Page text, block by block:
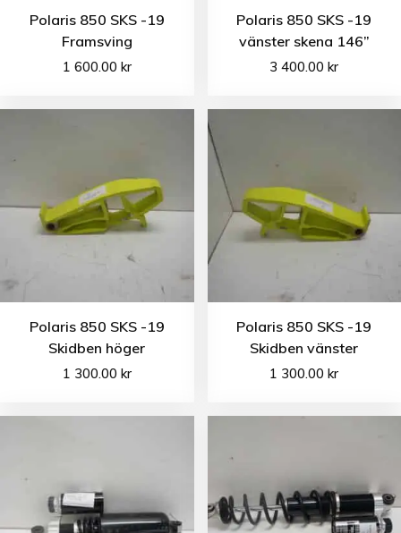
Polaris 850 SKS -19
Framsving
1 600.00 kr
Polaris 850 SKS -19
vänster skena 146”
3 400.00kr
Polaris 850 SKS -19
Skidben höger
1 300.00 kr
Polaris 850 SKS -19
Skidben vänster
1 300.00kr